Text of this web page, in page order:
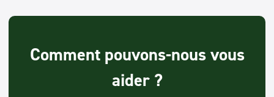
Comment pouvons-nous vous
aider ?